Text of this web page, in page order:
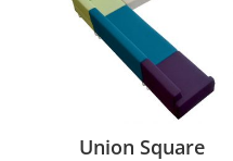
Union Square